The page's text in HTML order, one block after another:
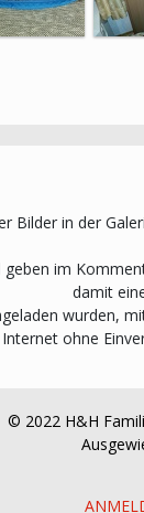
Bilder in der
im
damit
wurden,
ohne
© 2022 H&H